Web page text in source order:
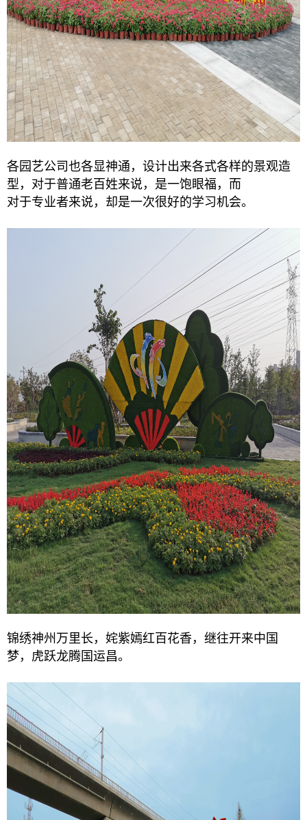
各园艺公司也各显神通，设计出来各式各样的景观造
型，对于普通老百姓来说，是一饱眼福，而
对于专业者来说，却是一次很好的学习机会。
锦绣神州万里长，姹紫嫣红百花香，继往开来中国
梦，虎跃龙腾国运昌。